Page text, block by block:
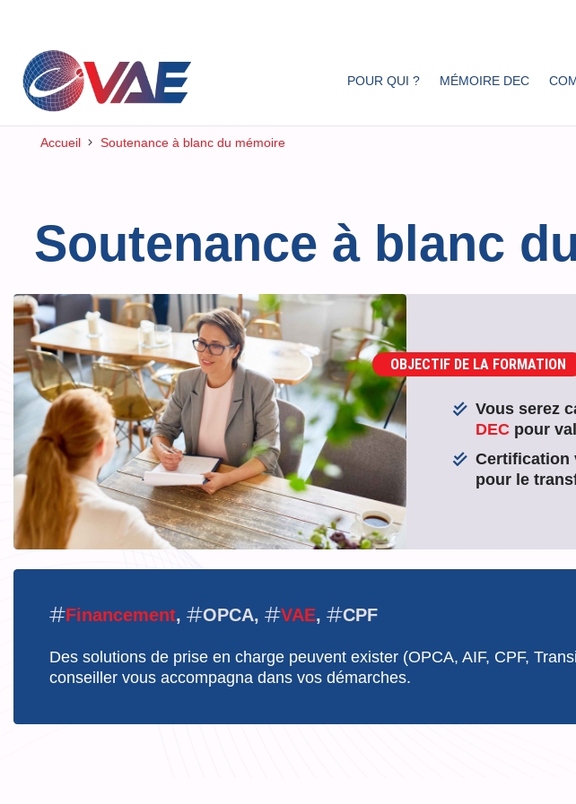
POUR QUI ? MÉMOIRE DEC
Accueil Soutenance à blanc du mémoire
Soutenance à blanc
OBJECTIF DE LA FORMATION
Vous serez
DEC pour
Certification
pour le
Financement, OPCA, VAE, CPF
Des solutions de prise en charge peuvent exister (OPCA, AIF, CPF,
conseiller vous accompagna dans vos démarches.